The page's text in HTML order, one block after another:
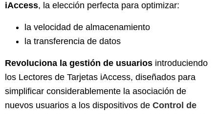
iAccess, la elección perfecta para optimizar:
la velocidad de almacenamiento
la transferencia de datos
Revoluciona la gestión de usuarios introduciendo
los Lectores de Tarjetas iAccess, diseñados para
simplificar considerablemente la asociación de
nuevos usuarios a los dispositivos de Control de